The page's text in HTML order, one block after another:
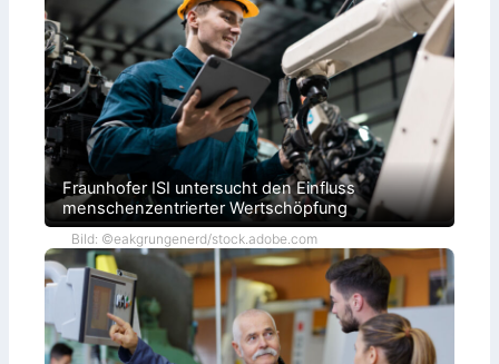
Fraunhofer ISI untersucht den Einfluss
menschenzentrierter Wertschöpfung
Bild: ©eakgrungenerd/stock.adobe.com